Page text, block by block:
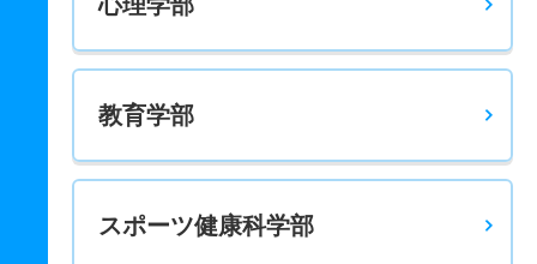
教育学部
スポーツ健康科学部